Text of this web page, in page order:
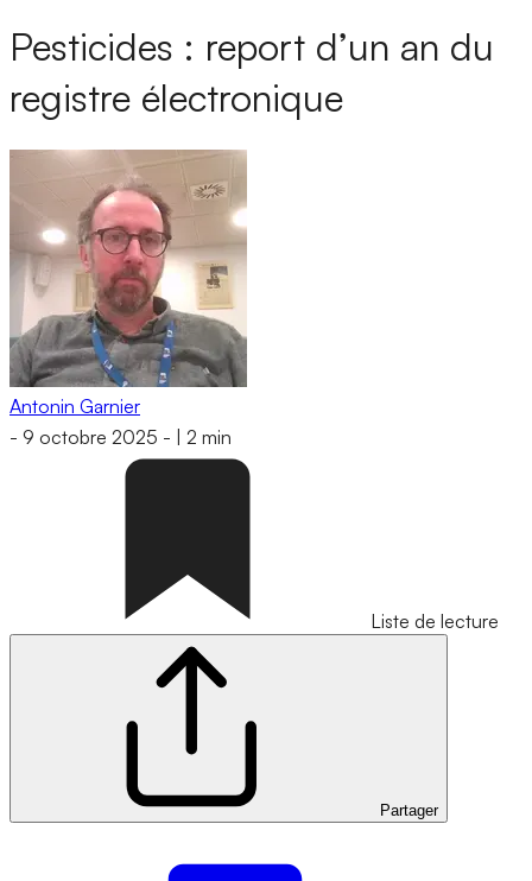
Pesticides : report d’un an du
registre électronique
Antonin Garnier
- 9 octobre 2025 - 2 min
Liste de lecture
Partager